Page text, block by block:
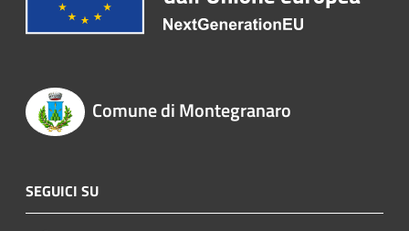
Comune di Montegranaro
SEGUICI SU